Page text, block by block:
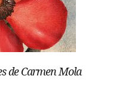
de Carmen Mola